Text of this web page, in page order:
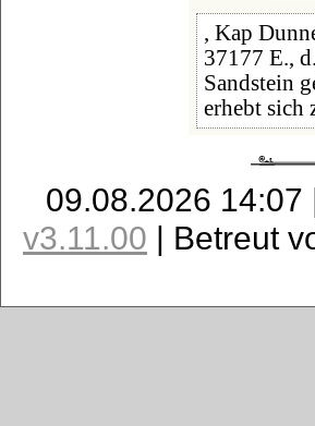
, Kap
37177 E.,
Sandstein
erhebt sich
09.08.2026
v3.11.00 | Betreut